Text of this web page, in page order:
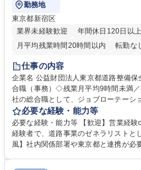
勤務地
東京都新宿区
業界未経験歓迎
年間休日120日以上
月平均残業時間20時間以内
転勤な
研修あり
退職金あり
駅近5分以内
資格取得手当あり
仕事の内容
企業名 公益財団法人東京都道路整備保全公社 求人名 【都庁グ
合職（事務）◇残業月平均9時間未満／有給年平
社の総合職として、ジョブローテーシ
等のフロント部門の部署等幅広い部署
制度やキャリア支援が充実しております！ ※下
管理部門：広報、人事、経理など当公
門：駐車場の新規開拓、管理運営、新
必要な経験・能力等
必要な経験・能力等 【歓迎】営業経
経験者で、道路事業のゼネラリストと
風】社内関係部署や東京都と連携が必